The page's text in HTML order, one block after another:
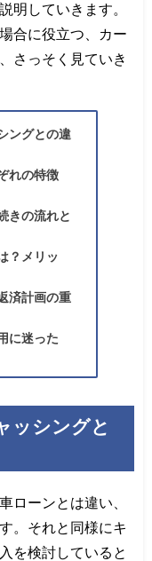
明していきます。
合に役立つ、カー
さっそく見ていき
ングとの違
れの特徴
きの流れと
？メリッ
済計画の重
に迷った
ッシングと
ローンとは違い、
。それと同様にキ
を検討していると